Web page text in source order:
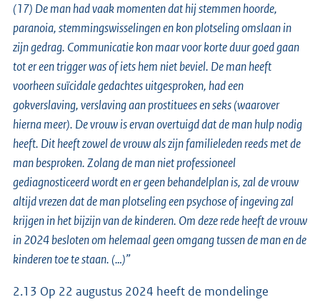
(17) De man had vaak momenten dat hij stemmen hoorde,
paranoia, stemmingswisselingen en kon plotseling omslaan in
zijn gedrag. Communicatie kon maar voor korte duur goed gaan
tot er een trigger was of iets hem niet beviel. De man heeft
voorheen suïcidale gedachtes uitgesproken, had een
gokverslaving, verslaving aan prostituees en seks (waarover
hierna meer). De vrouw is ervan overtuigd dat de man hulp nodig
heeft. Dit heeft zowel de vrouw als zijn familieleden reeds met de
man besproken. Zolang de man niet professioneel
gediagnosticeerd wordt en er geen behandelplan is, zal de vrouw
altijd vrezen dat de man plotseling een psychose of ingeving zal
krijgen in het bijzijn van de kinderen. Om deze rede heeft de vrouw
in 2024 besloten om helemaal geen omgang tussen de man en de
kinderen toe te staan. (…)”
2.13 Op 22 augustus 2024 heeft de mondelinge